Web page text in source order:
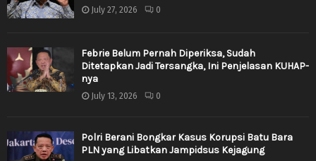
July 27, 2026 0
Febrie Belum Pernah Diperiksa, Sudah
Ditetapkan Jadi Tersangka, Ini Penjelasan KUHAP-
nya
July 13, 2026 0
Polri Berani Bongkar Kasus Korupsi Batu Bara
PLN yang Libatkan Jampidsus Kejagung